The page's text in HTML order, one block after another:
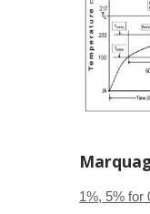
1%, 5% for